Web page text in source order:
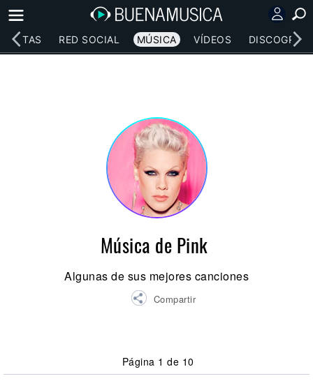
RED SOCIAL MÚSICA VÍDEOS
Música de Pink
Algunas de sus mejores canciones
Compartir
Página 1 de 10